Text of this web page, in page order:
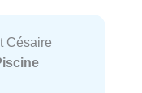
Césaire